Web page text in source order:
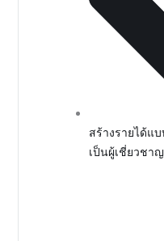
สร้างรายได้แ
เป็นผู้เชี่ยวชาญ